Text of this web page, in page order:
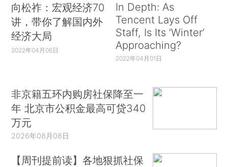
向松祚：宏观经济70
讲，带你了解国内外
经济大局
2022年04月06日
In Depth: As
Tencent Lays Off
Staff, Is Its ‘Winter’
Approaching?
2022年04月01日
非京籍五环内购房社保降至一
年 北京市公积金最高可贷340
万元
2026年08月08日
【周刊提前读】各地狠抓社保